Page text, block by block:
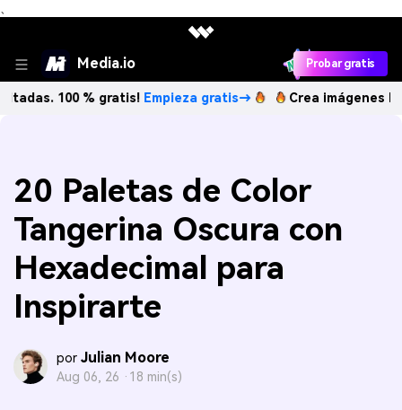
、
Media.io Probar gratis
% gratis! Empieza gratis→ Crea imágenes IA
20 Paletas de Color
Tangerina Oscura con
Hexadecimal para
Inspirarte
por Julian Moore
Aug 06, 26 · 18 min(s)